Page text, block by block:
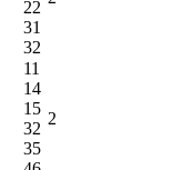
22
31
32
11
14
15
32
35
2